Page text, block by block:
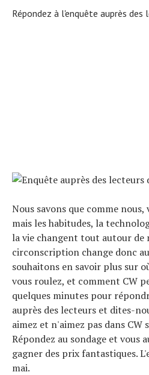
Répondez à l'enquête auprès des
Nous savons que comme
mais les habitudes, la
la vie changent tout autour de
circonscription change donc
souhaitons en savoir plus sur
vous roulez, et comment CW
quelques minutes pour
auprès des lecteurs et dites-
aimez et n'aimez pas dans CW
Répondez au sondage et vous
gagner des prix fantastiques.
mai.